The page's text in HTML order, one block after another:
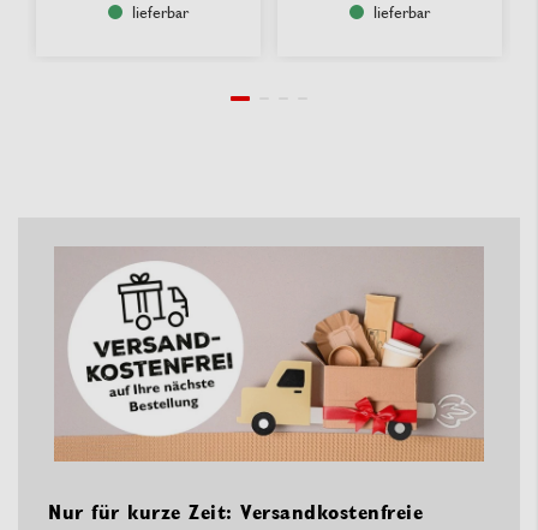
lieferbar lieferbar
Nur für kurze Zeit: Versandkostenfreie